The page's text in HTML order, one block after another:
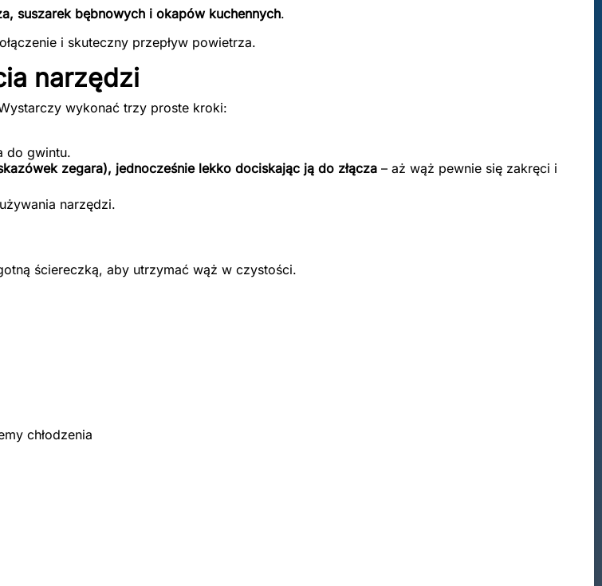
suszarek bębnowych i okapów kuchennych.
i skuteczny przepływ powietrza.
narzędzi
wykonać trzy proste kroki:
do gwintu.
zegara), jednocześnie lekko dociskając ją do złącza – aż wąż pewnie się zakręci i
narzędzi.
ściereczką, aby utrzymać wąż w czystości.
chłodzenia